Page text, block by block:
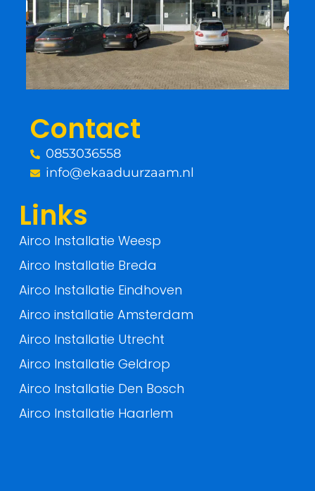
b
o
k
-
t
e
Contact
0853036558
info@ekaaduurzaam.nl
Links
Airco Installatie Weesp
Airco Installatie Breda
Airco Installatie Eindhoven
Airco installatie Amsterdam
Airco Installatie Utrecht
Airco Installatie Geldrop
Airco Installatie Den Bosch
Airco Installatie Haarlem